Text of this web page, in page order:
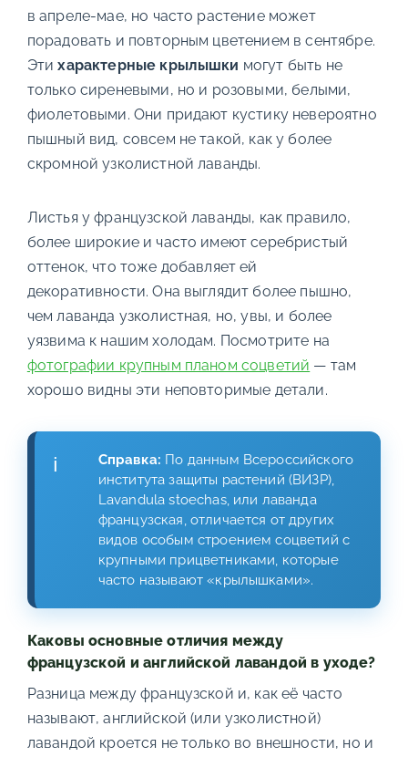
в апреле-мае, но часто растение может
порадовать и повторным цветением в сентябре.
Этихарактерные крылышки могут быть не
только сиреневыми, но и розовыми, белыми,
фиолетовыми. Они придают кустику невероятно
пышный вид, совсем не такой, как у более
скромной узколистной лаванды.
Листья у французской лаванды, как правило,
более широкие и часто имеют серебристый
оттенок, что тоже добавляет ей
декоративности. Она выглядит более пышно,
чем лаванда узколистная, но, увы, и более
уязвима к нашим холодам. Посмотрите на
фотографии крупным планом соцветий — там
хорошо видны эти неповторимые детали.
Справка: По данным Всероссийского
института защиты растений (ВИЗР),
Lavandula stoechas, или лаванда
французская, отличается от других
видов особым строением соцветий с
крупными прицветниками, которые
часто называют «крылышками».
Каковы основные отличия между
французской и английской лавандой в уходе?
Разница между французской и, как её часто
называют, английской (или узколистной)
лавандой кроется не только во внешности, но и